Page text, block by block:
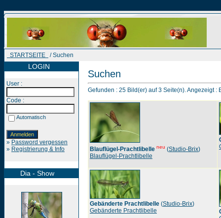
STARTSEITE / Suchen
LOGIN
User :
Code :
Automatisch
» Password vergessen
» Registrierung & Info
Dia - Show
Suchen
Gefunden : 25 Bild(er) auf 3 Seite(n). Angezeigt :
Blauflügel-Prachtlibelle neu (Studio-Brix)
Blauflügel-Prachtlibelle
Gebänderte Prachtlibelle (Studio-Brix)
Gebänderte Prachtlibelle